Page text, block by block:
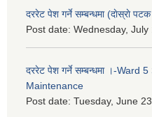
दररेट पेश गर्ने सम्बन्धमा (दाेस्राे
Post date: Wednesday,
दररेट पेश गर्ने सम्बन्धमा ।-
Maintenance
Post date: Tuesday, June